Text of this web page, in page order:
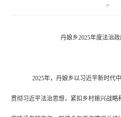
丹娘乡2025年度法治
2025年，丹娘乡以习近平新时代
贯彻习近平法治思想，紧扣乡村振兴战